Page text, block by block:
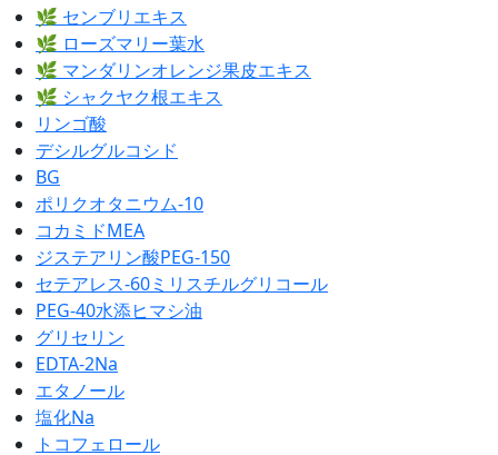
🌿 センブリエキス
🌿 ローズマリー葉水
🌿 マンダリンオレンジ果皮エキス
🌿 シャクヤク根エキス
リンゴ酸
デシルグルコシド
BG
ポリクオタニウム-10
コカミドMEA
ジステアリン酸PEG-150
セテアレス-60ミリスチルグリコール
PEG-40水添ヒマシ油
グリセリン
EDTA-2Na
エタノール
塩化Na
トコフェロール